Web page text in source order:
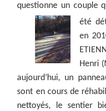
questionne un couple
été
en
Henri
aujourd’hui, un
sont en cours de
nettoyés, le sentier